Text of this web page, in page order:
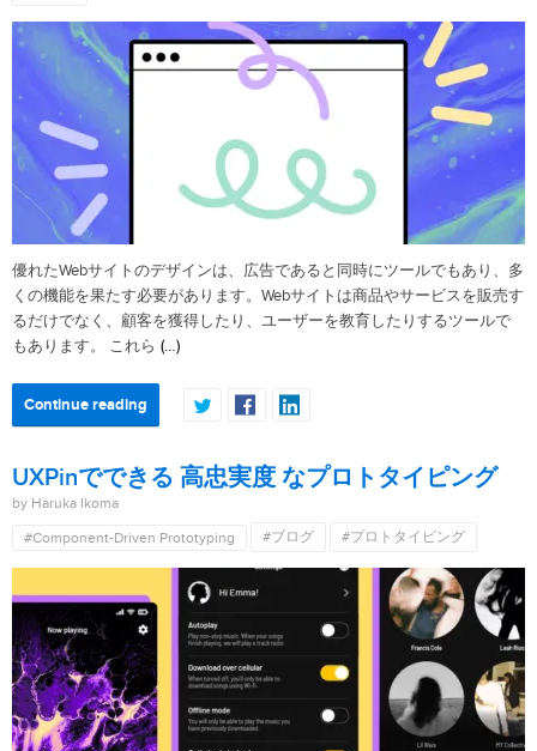
優れたWebサイトのデザインは、広告であると同時にツールでもあり、多
くの機能を果たす必要があります。Webサイトは商品やサービスを販売す
るだけでなく、顧客を獲得したり、ユーザーを教育したりするツールで
もあります。 これら (…)
Continue reading
UXPinでできる 高忠実度 なプロトタイピング
by Haruka Ikoma
#Component-Driven Prototyping #ブログ #プロトタイピング